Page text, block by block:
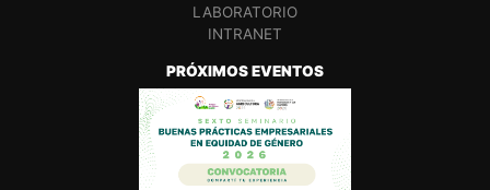
LABORATORIO
INTRANET
PRÓXIMOS EVENTOS